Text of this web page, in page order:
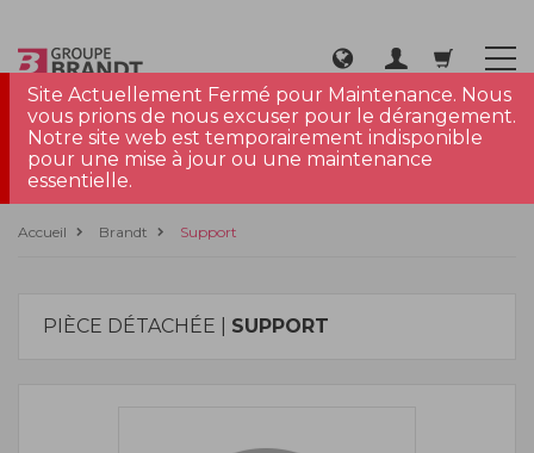
Site Actuellement Fermé pour Maintenance. Nous
vous prions de nous excuser pour le dérangement.
Notre site web est temporairement indisponible
pour une mise à jour ou une maintenance
essentielle.
Accueil Brandt Support
PIÈCE DÉTACHÉE | SUPPORT